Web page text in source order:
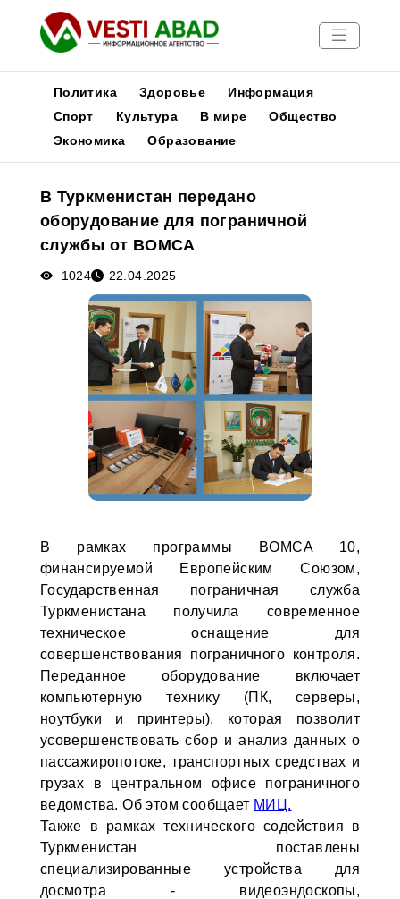
Новости
Медиа
Афиша
Политика Здоровье
Информация
Спорт
Культура В мире
Общество
Экономика
Образование
В Туркменистан передано
оборудование для пограничной
службы от BOMCA
1024 22.04.2025
В рамках программы BOMCA 10,
финансируемой Европейским Союзом,
Государственная пограничная служба
Туркменистана получила современное
техническое оснащение для
совершенствования пограничного контроля.
Переданное оборудование включает
компьютерную технику (ПК, серверы,
ноутбуки и принтеры), которая позволит
усовершенствовать сбор и анализ данных о
пассажиропотоке, транспортных средствах и
грузах в центральном офисе пограничного
ведомства. Об этом сообщает МИЦ.
Также в рамках технического содействия в
Туркменистан поставлены
специализированные устройства для
досмотра - видеоэндоскопы,